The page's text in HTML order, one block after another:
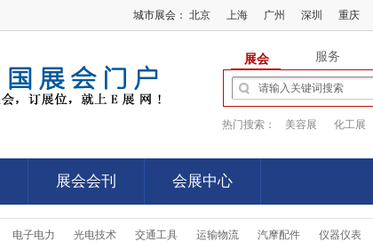
城市展会： 北京 上海 广州 深圳 重庆
展会 服务
热门搜索： 美容展 化工展
展会会刊
展会会刊
会展中心
会展中心
电子电力 光电技术 交通工具 运输物流 汽摩配件 仪器仪表